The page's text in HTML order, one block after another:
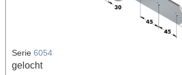
Serie 6054
gelocht